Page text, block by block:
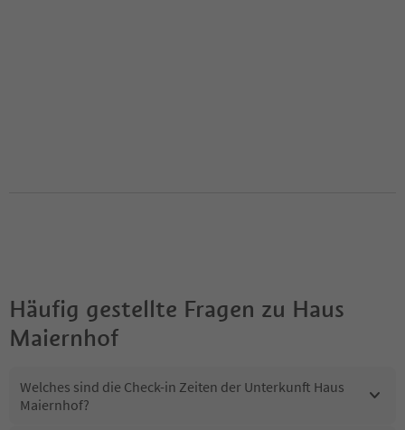
Häufig gestellte Fragen zu Haus
Maiernhof
Welches sind die Check-in Zeiten der Unterkunft Haus
Maiernhof?